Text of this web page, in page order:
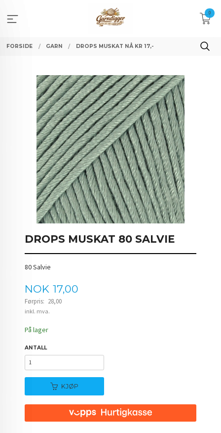
innholdet
0
FORSIDE GARN DROPS MUSKAT NÅ KR 17,-
DROPS MUSKAT 80 SALVIE
80 Salvie
Tilbud
NOK 17,00
Førpris: 28,00
Rabatt
inkl. mva.
På lager
ANTALL
KJØP